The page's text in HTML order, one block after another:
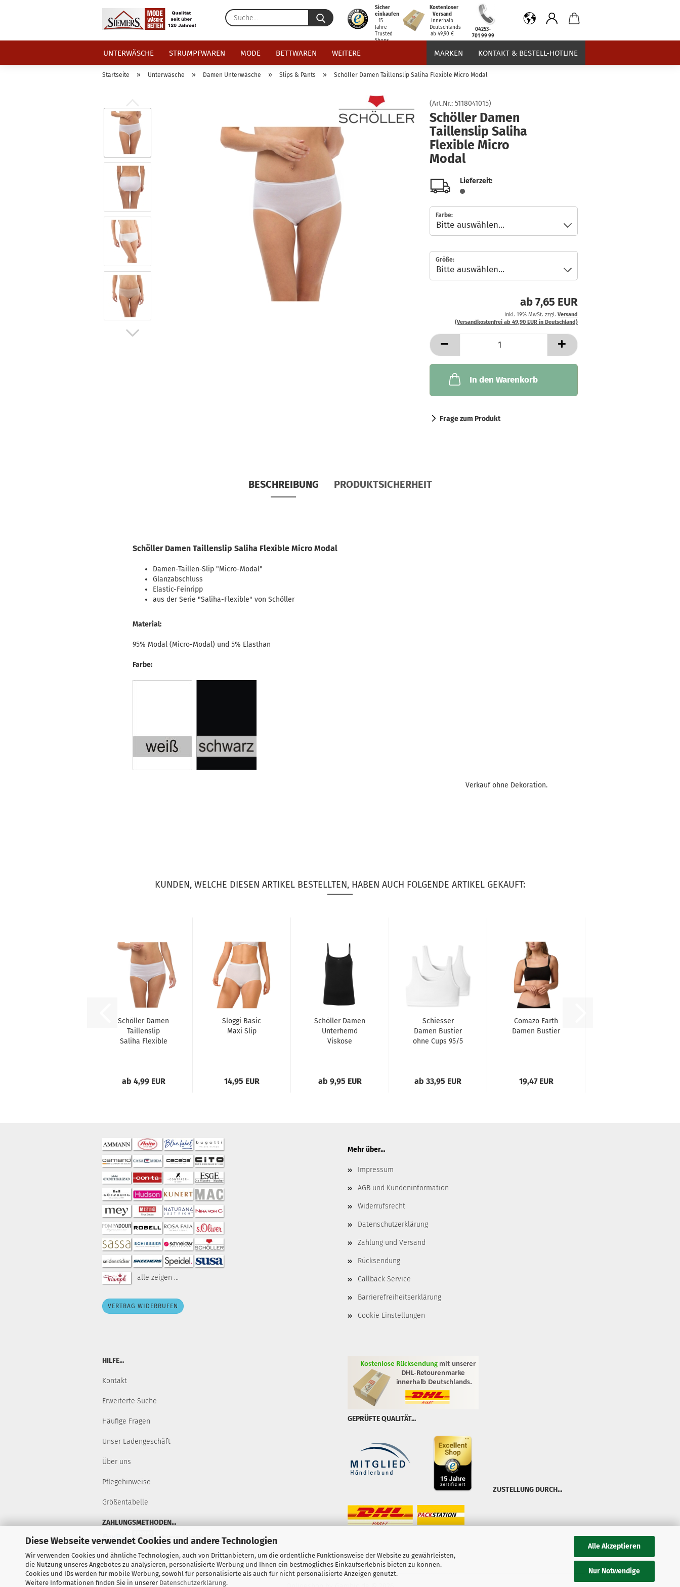
Diese Webseite verwendet Cookies und andere Technologien
Wir verwenden Cookies und ähnliche Technologien, auch von Drittanbietern, um die ordentliche Funktionsweise der Website zu gewährleisten,
die Nutzung unseres Angebotes zu analysieren, personalisierte Werbung und Ihnen ein bestmögliches Einkaufserlebnis bieten zu können.
Cookies und IDs werden für mobile Werbung, sowohl für personalisierte als auch für nicht personalisierte Anzeigen genutzt.
Weitere Informationen finden Sie in unserer Datenschutzerklärung.
Alle Akzeptieren
Nur Notwendige
Suche...
Sicher
einkaufen
15
Jahre
Trusted
Shops
Kostenloser
Versand
innerhalb
Deutschlands
ab 49,90 €
04253-
701 99 99
UNTERWÄSCHE STRUMPFWAREN MODE BETTWAREN MARKEN KONTAKT & BESTELL-HOTLINE
WEITERE
Startseite » Unterwäsche » Damen Unterwäsche » Slips & Pants » Schöller Damen Taillenslip Saliha Flexible Micro Modal
(Art.Nr.: 5118041015)
Schöller Damen
Taillenslip Saliha
Flexible Micro
Modal
Lieferzeit:
Farbe:
Größe:
ab 7,65 EUR
inkl. 19% MwSt. zzgl. Versand
(Versandkostenfrei ab 49,90 EUR in Deutschland)
In den Warenkorb
Frage zum Produkt
BESCHREIBUNG PRODUKTSICHERHEIT
Schöller Damen Taillenslip Saliha Flexible Micro Modal
Damen-Taillen-Slip "Micro-Modal"
Glanzabschluss
Elastic-Feinripp
aus der Serie "Saliha-Flexible" von Schöller
Material:
95% Modal (Micro-Modal) und 5% Elasthan
Farbe:
Verkauf ohne Dekoration.
KUNDEN, WELCHE DIESEN ARTIKEL BESTELLTEN, HABEN AUCH FOLGENDE ARTIKEL GEKAUFT:
Schöller Damen
Taillenslip
Saliha Flexible
ab 4,99 EUR
Sloggi Basic
Maxi Slip
14,95 EUR
Schöller Damen
Unterhemd
Viskose
ab 9,95 EUR
Schiesser
Damen Bustier
ohne Cups 95/5
ab 33,95 EUR
Comazo Earth
Damen Bustier
19,47 EUR
alle zeigen ...
VERTRAG WIDERRUFEN
Mehr über...
Impressum
AGB und Kundeninformation
Widerrufsrecht
Datenschutzerklärung
Zahlung und Versand
Rücksendung
Callback Service
Barrierefreiheitserklärung
Cookie Einstellungen
HILFE...
Kontakt
Erweiterte Suche
Häufige Fragen
Unser Ladengeschäft
Über uns
Pflegehinweise
Größentabelle
ZAHLUNGSMETHODEN...
GEPRÜFTE QUALITÄT...
ZUSTELLUNG DURCH...